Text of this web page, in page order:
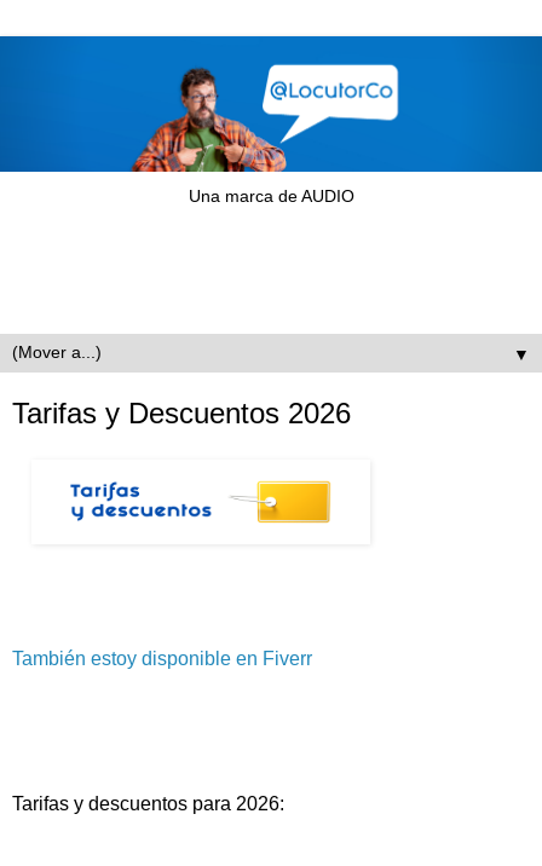
Una marca de AUDIO
▼
Tarifas y Descuentos 2026
También estoy disponible en Fiverr
Tarifas y descuentos para 2026: